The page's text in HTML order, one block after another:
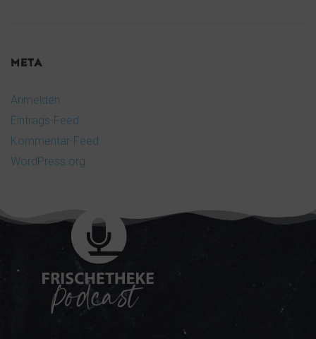
META
Anmelden
Eintrags-Feed
Kommentar-Feed
WordPress.org